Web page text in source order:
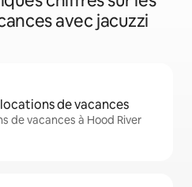
avec jacuzzi
de vacances
de vacances à Hood River